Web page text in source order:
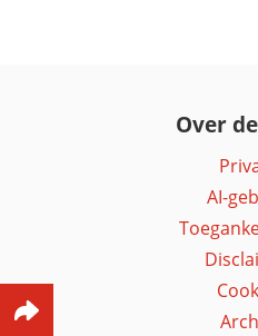
Over
AI-